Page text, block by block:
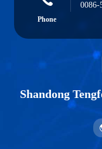
Phone
0086-
Shandong